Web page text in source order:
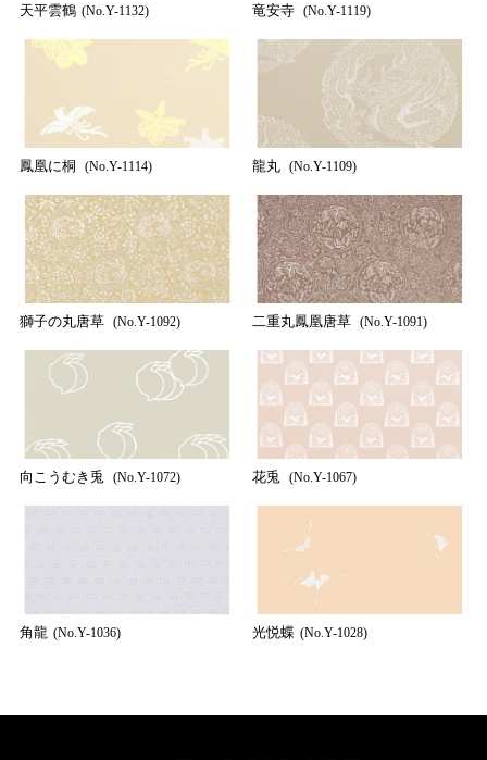
天平雲鶴 (No.Y-1132) 竜安寺 (No.Y-1119)
鳳凰に桐 (No.Y-1114) 龍丸 (No.Y-1109)
獅子の丸唐草 (No.Y-1092) 二重丸鳳凰唐草 (No.Y-1091)
向こうむき兎 (No.Y-1072) 花兎 (No.Y-1067)
角龍 (No.Y-1036) 光悦蝶 (No.Y-1028)